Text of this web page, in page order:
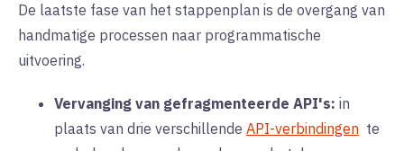
De laatste fase van het stappenplan is de overgang van
handmatige processen naar programmatische
uitvoering.
Vervanging van gefragmenteerde API's: in
plaats van drie verschillende API-verbindingen te